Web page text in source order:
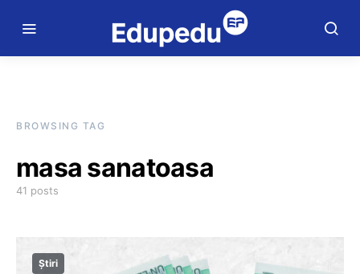
BROWSING TAG
masa sanatoasa
41 posts
Știri